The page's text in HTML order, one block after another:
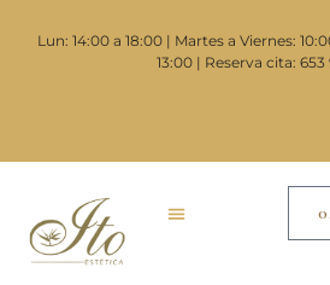
Lun: 14:00 a 18:00 | Martes a Viernes:
13:00 | Reserva cita: 653